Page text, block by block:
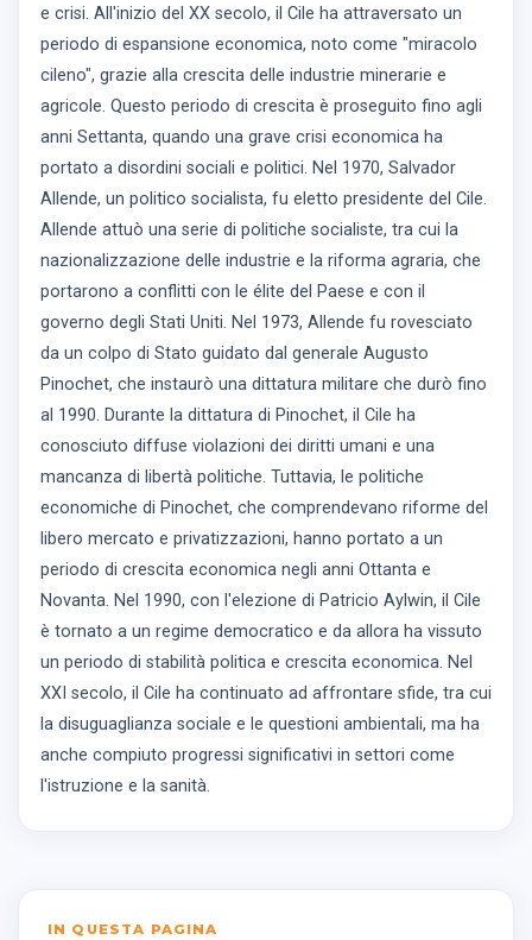
e crisi. All'inizio del XX secolo, il Cile ha attraversato un
periodo di espansione economica, noto come "miracolo
cileno", grazie alla crescita delle industrie minerarie e
agricole. Questo periodo di crescita è proseguito fino agli
anni Settanta, quando una grave crisi economica ha
portato a disordini sociali e politici. Nel 1970, Salvador
Allende, un politico socialista, fu eletto presidente del Cile.
Allende attuò una serie di politiche socialiste, tra cui la
nazionalizzazione delle industrie e la riforma agraria, che
portarono a conflitti con le élite del Paese e con il
governo degli Stati Uniti. Nel 1973, Allende fu rovesciato
da un colpo di Stato guidato dal generale Augusto
Pinochet, che instaurò una dittatura militare che durò fino
al 1990. Durante la dittatura di Pinochet, il Cile ha
conosciuto diffuse violazioni dei diritti umani e una
mancanza di libertà politiche. Tuttavia, le politiche
economiche di Pinochet, che comprendevano riforme del
libero mercato e privatizzazioni, hanno portato a un
periodo di crescita economica negli anni Ottanta e
Novanta. Nel 1990, con l'elezione di Patricio Aylwin, il Cile
è tornato a un regime democratico e da allora ha vissuto
un periodo di stabilità politica e crescita economica. Nel
XXI secolo, il Cile ha continuato ad affrontare sfide, tra cui
la disuguaglianza sociale e le questioni ambientali, ma ha
anche compiuto progressi significativi in settori come
l'istruzione e la sanità.
IN QUESTA PAGINA